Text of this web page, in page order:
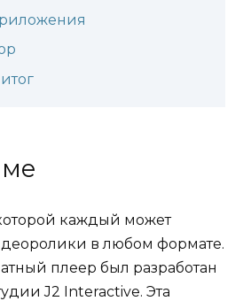
каждый может
в любом формате.
плеер был разработан
J2 Interactive. Эта